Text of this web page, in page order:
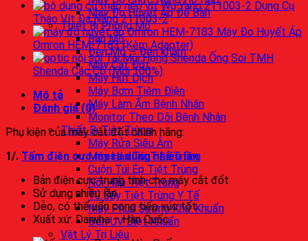
Máy Đo Huyết Áp Để Bàn
Thiết Bị Phòng Mổ
Bàn Mổ
Đèn Mổ – Đèn khám
Máy Cắt Đốt
Máy Hút Dịch
Máy Bơm Tiêm Điện
Máy Làm Ấm Bệnh Nhân
Monitor Theo Dõi Bệnh Nhân
Thiết Bị Tiệt Trùng
Máy Rửa Siêu Âm
Máy Hàn Túi Tiệt Trùng
Cuộn Túi Ép Tiệt Trùng
Nồi Hấp Tiệt Trùng
Tủ Sấy Tiệt Trùng Y Tế
Máy Phun Sương Khử Khuẩn
Đèn UV Diệt Khuẩn
Vật Lý Trị Liệu
Dụng Cụ
Tháo Vít Đa Năng 211003-2
Máy Đo Huyết Áp
Omron HEM-7183 (Kèm Adapter)
Ống Soi TMH
Shenda Các Cỡ (Mới 100%)
Mô tả
Đánh giá (0)
Phụ kiện của máy cắt đốt chính hãng:
1/. Tấm điện cực mass dùng nhiều lần
Bản điện cực trung tính cho máy cắt đốt
Sử dụng nhiều lần
Dẻo, có thể uốn cong tiếp xúc tốt.
Xuất xứ: Daiwha – Hàn Quốc.